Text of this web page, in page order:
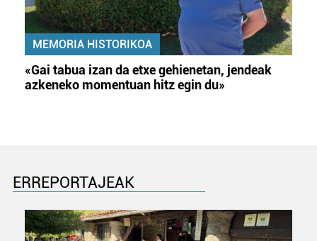
MEMORIA HISTORIKOA
«Gai tabua izan da etxe gehienetan, jendeak
azkeneko momentuan hitz egin du»
ERREPORTAJEAK